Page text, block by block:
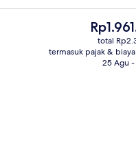
makan malam Aula banquet
Harga
saat
ini
total
termasuk pajak &
25 Agu